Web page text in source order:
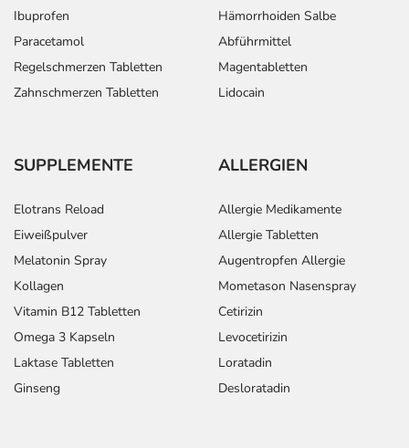
Ibuprofen
Paracetamol
Regelschmerzen Tabletten
Zahnschmerzen Tabletten
Hämorrhoiden Salbe
Abführmittel
Magentabletten
Lidocain
SUPPLEMENTE
Elotrans Reload
Eiweißpulver
Melatonin Spray
Kollagen
Vitamin B12 Tabletten
Omega 3 Kapseln
Laktase Tabletten
Ginseng
ALLERGIEN
Allergie Medikamente
Allergie Tabletten
Augentropfen Allergie
Mometason Nasenspray
Cetirizin
Levocetirizin
Loratadin
Desloratadin